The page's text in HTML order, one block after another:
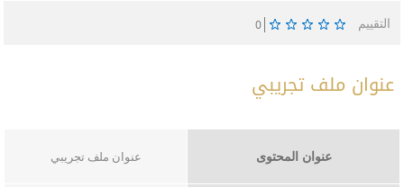
التقييم 0
عنوان ملف تجريبي
عنوان المحتوى عنوان ملف تجريبي